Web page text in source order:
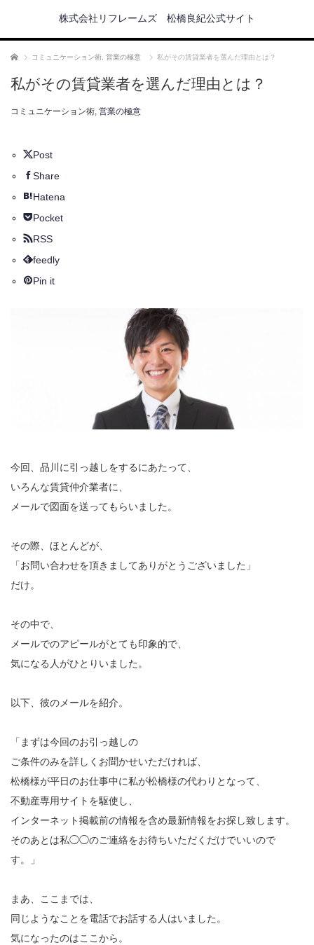
株式会社リフレームズ 松橋良紀公式サイト
ホーム コミュニケーション術 営業の極意 私がその賃貸業者を選んだ理由とは？
私がその賃貸業者を選んだ理由とは？
コミュニケーション術, 営業の極意
Post
Share
Hatena
Pocket
RSS
feedly
Pin it
今回、品川に引っ越しをするにあたって、
いろんな賃貸仲介業者に、
メールで図面を送ってもらいました。
その際、ほとんどが、
「お問い合わせを頂きましてありがとうございました」
だけ。
その中で、
メールでのアピールがとても印象的で、
気になる人がひとりいました。
以下、彼のメールを紹介。
「まずは今回のお引っ越しの
ご条件のみを詳しくお聞かせいただければ、
松橋様が平日のお仕事中に私が松橋様の代わりとなって、
不動産専用サイトを駆使し、
インターネット掲載前の情報を含め最新情報をお探し致します。
そのあとは私◯◯のご連絡をお待ちいただくだけでいいので
す。」
まあ、ここまでは、
同じようなことを電話でお話する人はいました。
気になったのはここから。